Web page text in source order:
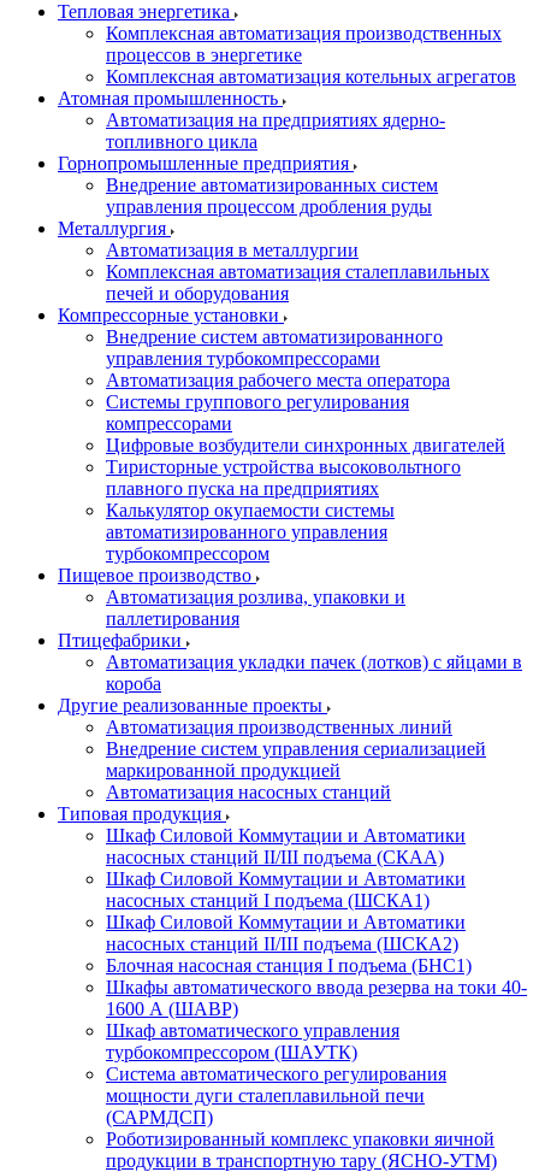
Тепловая энергетика
Комплексная автоматизация производственных
процессов в энергетике
Комплексная автоматизация котельных агрегатов
Атомная промышленность
Автоматизация на предприятиях ядерно-
топливного цикла
Горнопромышленные предприятия
Внедрение автоматизированных систем
управления процессом дробления руды
Металлургия
Автоматизация в металлургии
Комплексная автоматизация сталеплавильных
печей и оборудования
Компрессорные установки
Внедрение систем автоматизированного
управления турбокомпрессорами
Автоматизация рабочего места оператора
Системы группового регулирования
компрессорами
Цифровые возбудители синхронных двигателей
Тиристорные устройства высоковольтного
плавного пуска на предприятиях
Калькулятор окупаемости системы
автоматизированного управления
турбокомпрессором
Пищевое производство
Автоматизация розлива, упаковки и
паллетирования
Птицефабрики
Автоматизация укладки пачек (лотков) с яйцами в
короба
Другие реализованные проекты
Автоматизация производственных линий
Внедрение систем управления сериализацией
маркированной продукцией
Автоматизация насосных станций
Типовая продукция
Шкаф Силовой Коммутации и Автоматики
насосных станций II/III подъема (СКАА)
Шкаф Силовой Коммутации и Автоматики
насосных станций I подъема (ШСКА1)
Шкаф Силовой Коммутации и Автоматики
насосных станций II/III подъема (ШСКА2)
Блочная насосная станция I подъема (БНС1)
Шкафы автоматического ввода резерва на токи 40-
1600 А (ШАВР)
Шкаф автоматического управления
турбокомпрессором (ШАУТК)
Система автоматического регулирования
мощности дуги сталеплавильной печи
(САРМДСП)
Роботизированный комплекс упаковки яичной
продукции в транспортную тару (ЯСНО-УТМ)